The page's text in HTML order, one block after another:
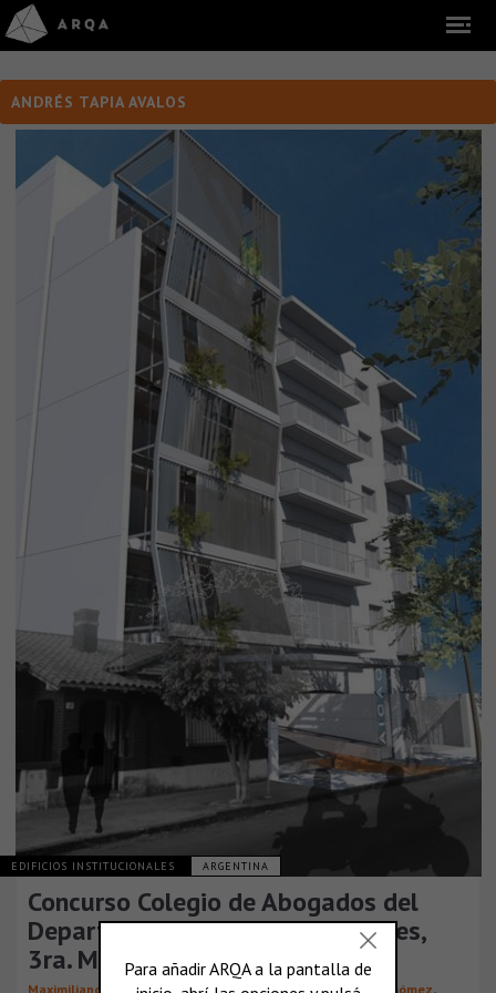
ANDRÉS TAPIA AVALOS
EDIFICIOS INSTITUCIONALES ARGENTINA
Concurso Colegio de Abogados del
Departamento Judicial de Quilmes,
3ra. Mención
Maximiliano Calvo,Candela Caruso,Antonino D’Orso, Noe Gómez,